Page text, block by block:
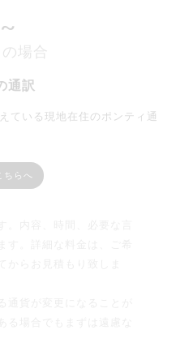
場合
通訳
ている現地在住のポンティ通
ちらへ